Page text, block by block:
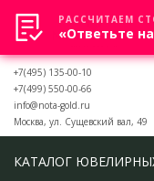
+7(495) 135-00-10
+7(499) 550-00-66
info@nota-gold.ru
Москва, ул. Сущевский вал, 49
КАТАЛОГ
РАССЧИТАЕМ
«Ответьте